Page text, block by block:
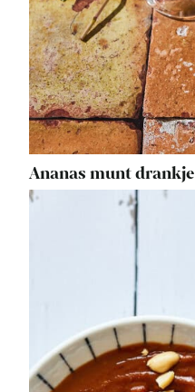
Ananas munt drankje